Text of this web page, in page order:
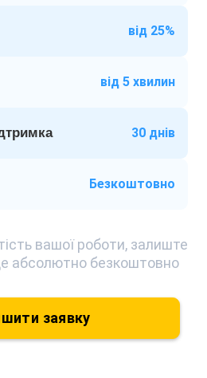
від 25%
від 5 хвилин
30 днів
Безкоштовно
вашої роботи, залиште
абсолютно безкоштовно
заявку